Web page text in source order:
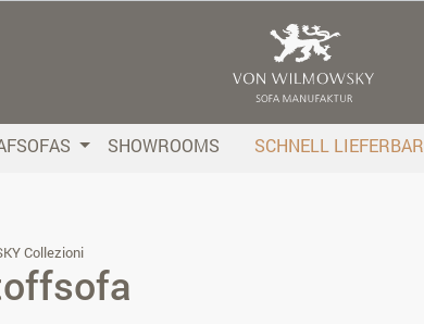
SHOWROOMS SCHNELL LIEFERBAR
Collezioni